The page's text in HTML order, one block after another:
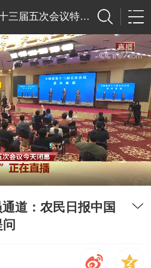
三届五次会议特别节目
道：农民日报中国
问